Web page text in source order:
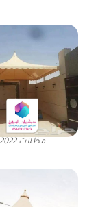
مظلات 2022